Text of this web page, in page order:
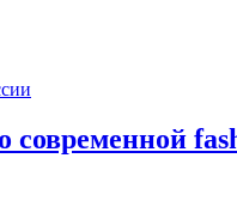
современной